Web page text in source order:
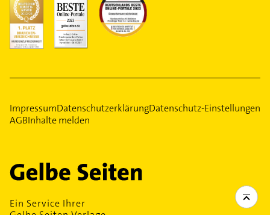
ImpressumDatenschutzerklärungDatenschutz-Einstellungen
AGBInhalte melden
Ein Service Ihrer